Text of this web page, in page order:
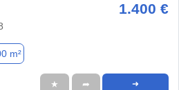
1.400 €
m²
★ ➦ ➜